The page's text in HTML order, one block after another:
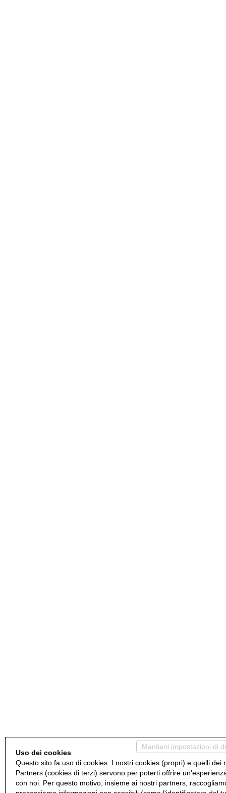
Mantieni impostazioni di
Uso dei cookies
Questo sito fa uso di cookies. I nostri cookies (propri) e quelli dei
Partners (cookies di terzi) servono per poterti offrire
con noi. Per questo motivo, insieme ai nostri partners,